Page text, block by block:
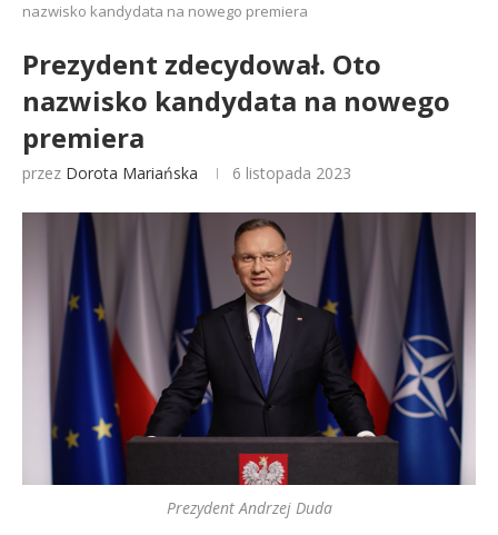
nazwisko kandydata na nowego premiera
Prezydent zdecydował. Oto
nazwisko kandydata na nowego
premiera
przez Dorota Mariańska 6 listopada 2023
Prezydent Andrzej Duda